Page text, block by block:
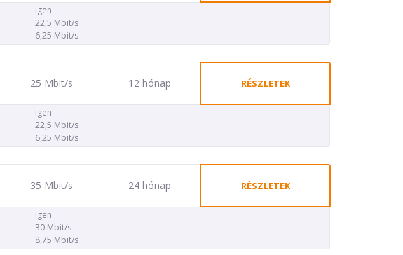
igen
22,5 Mbit/s
6,25 Mbit/s
25 Mbit/s 12 hónap RÉSZLETEK
igen
22,5 Mbit/s
6,25 Mbit/s
35 Mbit/s 24 hónap RÉSZLETEK
igen
30 Mbit/s
8,75 Mbit/s